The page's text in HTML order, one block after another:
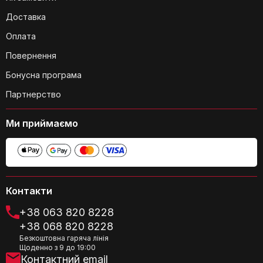
Чи потрібно купувати додаткові
Чи можна використовувати бритву
під час зарядки?
Чи легко чистити бритву?
Контакти
+38 063 820 8228
+38 068 820 8228
Безкоштовна гаряча лінія
Щоденно з 9 до 19:00
Контактний email
Доставка
Оплата
Повернення
Бонусна програма
Партнерство
Ми приймаємо